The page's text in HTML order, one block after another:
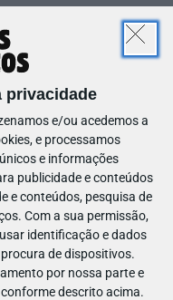
privacidade
e/ou acedemos a
e processamos
e informações
publicidade e conteúdos
e conteúdos, pesquisa de
Com a sua permissão,
identificação e dados
de dispositivos.
por nossa parte e
descrito acima.
coisas mais importantes
de todo o
social e cognitivo. É
a ser crianças. O
se dá tempo para
está na Convenção
afirma.
Neto no vídeo